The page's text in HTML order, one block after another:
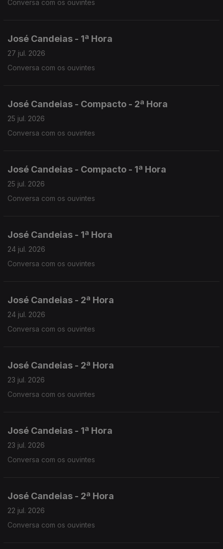
Conversa com os ouvintes
José Candeias - 1ª Hora
27 jul. 2026
Conversa com os ouvintes
José Candeias - Compacto - 2ª Hora
25 jul. 2026
Conversa com os ouvintes
José Candeias - Compacto - 1ª Hora
25 jul. 2026
Conversa com os ouvintes
José Candeias - 1ª Hora
24 jul. 2026
Conversa com os ouvintes
José Candeias - 2ª Hora
24 jul. 2026
Conversa com os ouvintes
José Candeias - 2ª Hora
23 jul. 2026
Conversa com os ouvintes
José Candeias - 1ª Hora
23 jul. 2026
Conversa com os ouvintes
José Candeias - 2ª Hora
22 jul. 2026
Conversa com os ouvintes